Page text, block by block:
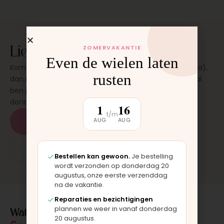
Liever laten plaatsen?
Kom langs in onze werkplaats in Moordrecht (bij Gouda),
dan monteren wij het onderdeel direct voor je. Meestal
ben je binnen 15 tot 20 minuten weer buiten. Op
donderdag en zaterdag, op afspraak.
Plan een afspraak
App: 06 - 2862 1330
Wat klanten over ons zeggen
ZOMERVAKANTIE
Even de wielen laten
rusten
1
AUG
t/m16
AUG
Bestellen kan gewoon. Je bestelling
wordt verzonden op donderdag 20
augustus, onze eerste verzenddag
na de vakantie.
Reparaties en bezichtigingen
plannen we weer in vanaf donderdag
20 augustus.